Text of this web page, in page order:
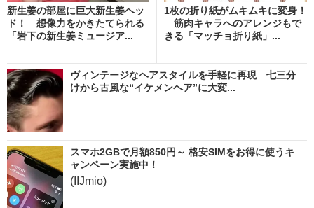
新生姜の部屋に巨大新生姜ヘッ
ド！ 想像力をかきたてられる
「岩下の新生姜ミュージア...
1枚の折り紙がムキムキに変身！
筋肉キャラへのアレンジもで
きる「マッチョ折り紙」...
ヴィンテージなヘアスタイルを手軽に再現 七三分
けから古風な“イケメンヘア”に大変...
スマホ2GBで月額850円～ 格安SIMをお得に使うキ
ャンペーン実施中！
(IIJmio)